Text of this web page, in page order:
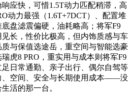
应快，可惜1.5T动力匹配稍滞，高
动力最强（1.6T+7DCT）、配置堆
盘滤震偏硬，油耗略高；将军F9
长，性价比极高，但内饰质感与车
与保值选途岳，重空间与智能选豪
虎8 PRO，重实用与成本则将军F9
日常通勤、亲子出行、偶尔自驾等
、空间、安全与长期使用成本——没
活的那一台。